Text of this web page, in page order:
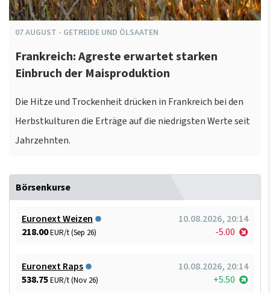
07AUGUST - GETREIDE UND ÖLSAATEN
Frankreich: Agreste erwartet starken
Einbruch der Maisproduktion
Die Hitze und Trockenheit drücken in Frankreich bei den
Herbstkulturen die Erträge auf die niedrigsten Werte seit
Jahrzehnten.
Börsenkurse
Euronext Weizen
10.08.2026, 20:14
218.00EUR/t (Sep 26) -5.00
Euronext Raps
10.08.2026, 20:14
538.75EUR/t (Nov 26) +5.50